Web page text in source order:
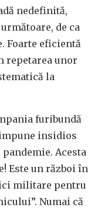
nedefinită,
de ca
Foarte eficientă
repetarea unor
la
furibundă
insidios
Acesta
Este un război în
militare pentru
Numai că